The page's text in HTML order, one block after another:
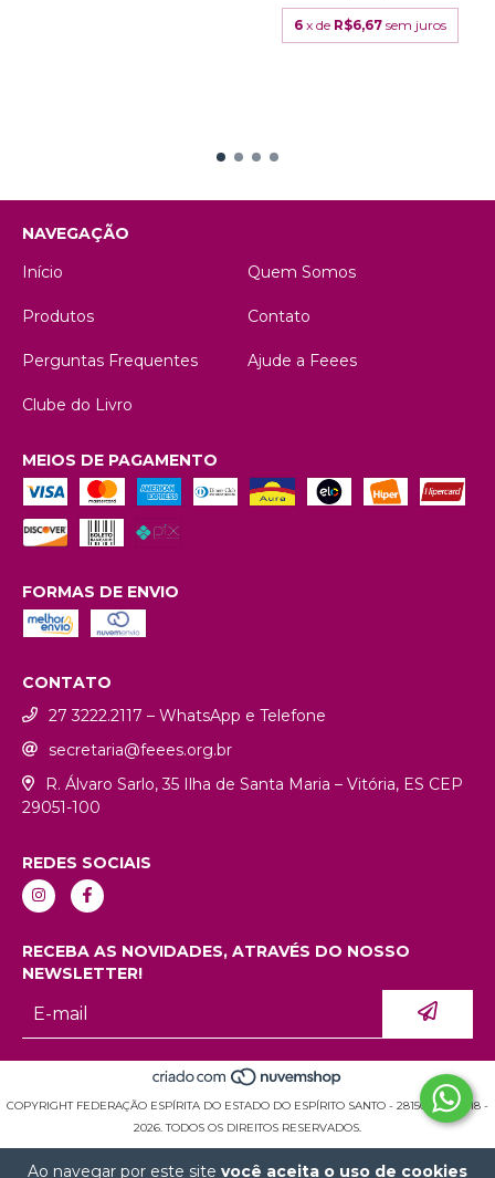
Ao navegar por este site você aceita o uso de cookies
6 x de R$6,67 sem juros
NAVEGAÇÃO
Início
Quem Somos
Produtos Contato
Perguntas Frequentes Ajude a Feees
Clube do Livro
MEIOS DE PAGAMENTO
FORMAS DE ENVIO
CONTATO
27 3222.2117 – WhatsApp e Telefone
secretaria@feees.org.br
R. Álvaro Sarlo, 35 Ilha de Santa Maria – Vitória, ES CEP
29051-100
REDES SOCIAIS
RECEBA AS NOVIDADES, ATRAVÉS DO NOSSO
NEWSLETTER!
COPYRIGHT FEDERAÇÃO ESPÍRITA DO ESTADO DO ESPÍRITO SANTO - 28150936000118 -
2026. TODOS OS DIREITOS RESERVADOS.